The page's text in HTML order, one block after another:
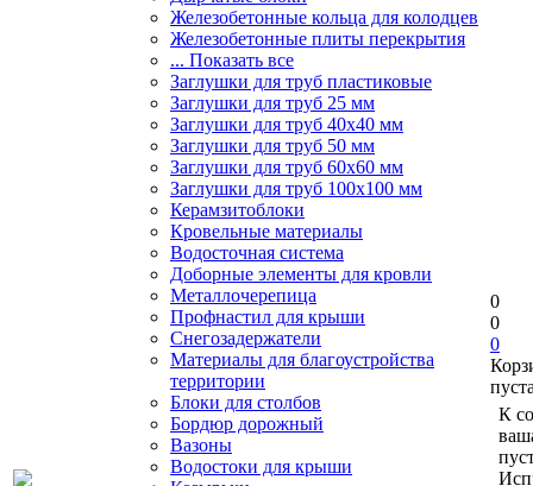
Железобетонные кольца для колодцев
Железобетонные плиты перекрытия
... Показать все
Заглушки для труб пластиковые
Заглушки для труб 25 мм
Заглушки для труб 40х40 мм
Заглушки для труб 50 мм
Заглушки для труб 60х60 мм
Заглушки для труб 100х100 мм
Керамзитоблоки
Кровельные материалы
Водосточная система
Доборные элементы для кровли
Металлочерепица
Профнастил для крыши
Снегозадержатели
Материалы для благоустройства
территории
Блоки для столбов
Бордюр дорожный
Вазоны
Водостоки для крыши
0
0
0
К